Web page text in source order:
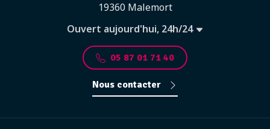
19360 Malemort
Ouvert aujourd'hui, 24h/24
05 87 01 71 40
Nous contacter